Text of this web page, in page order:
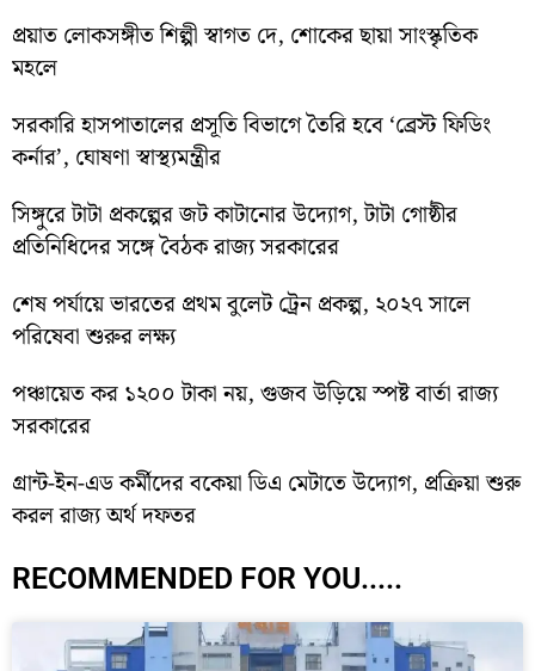
প্রয়াত লোকসঙ্গীত শিল্পী স্বাগত দে, শোকের ছায়া সাংস্কৃতিক
মহলে
সরকারি হাসপাতালের প্রসূতি বিভাগে তৈরি হবে ‘ব্রেস্ট ফিডিং
কর্নার’, ঘোষণা স্বাস্থ্যমন্ত্রীর
সিঙ্গুরে টাটা প্রকল্পের জট কাটানোর উদ্যোগ, টাটা গোষ্ঠীর
প্রতিনিধিদের সঙ্গে বৈঠক রাজ্য সরকারের
শেষ পর্যায়ে ভারতের প্রথম বুলেট ট্রেন প্রকল্প, ২০২৭ সালে
পরিষেবা শুরুর লক্ষ্য
পঞ্চায়েত কর ১২০০ টাকা নয়, গুজব উড়িয়ে স্পষ্ট বার্তা রাজ্য
সরকারের
গ্রান্ট-ইন-এড কর্মীদের বকেয়া ডিএ মেটাতে উদ্যোগ, প্রক্রিয়া শুরু
করল রাজ্য অর্থ দফতর
RECOMMENDED FOR YOU.....